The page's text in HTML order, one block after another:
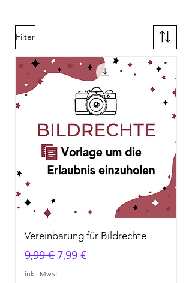
Filter
Vereinbarung für Bildrechte
Standardpreis
9,99 €Sale-Preis
7,99 €
inkl. MwSt.